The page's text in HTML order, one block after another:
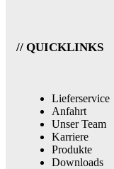
// QUICKLINKS
Lieferservice
Anfahrt
Unser Team
Karriere
Produkte
Downloads